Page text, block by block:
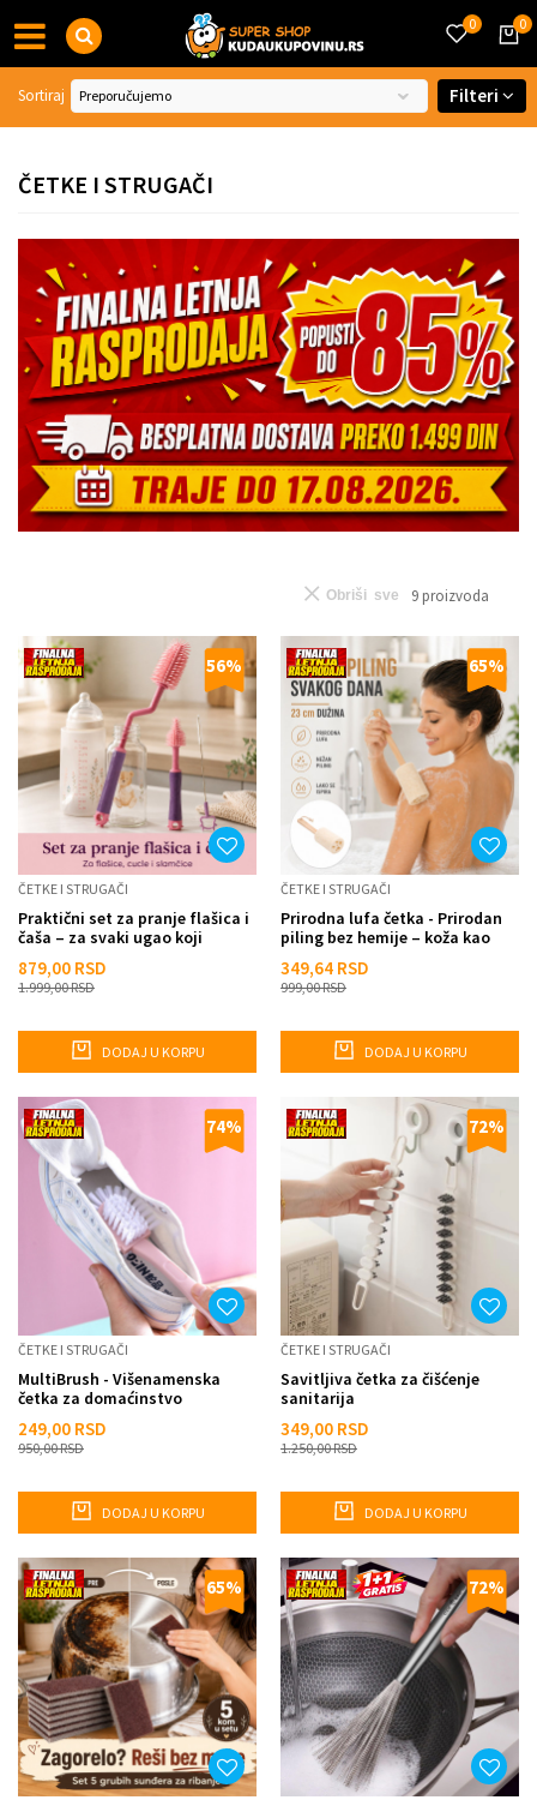
0
0
ČETKE I STRUGAČI
Sortiraj Filteri
9 proizvoda
Obriši sve
56%
ČETKE I STRUGAČI
Praktični set za pranje flašica i
čaša – za svaki ugao koji
879,00 RSD
1.999,00RSD
DODAJ U KORPU
65%
ČETKE I STRUGAČI
Prirodna lufa četka - Prirodan
piling bez hemije – koža kao
349,64 RSD
999,00RSD
DODAJ U KORPU
74%
ČETKE I STRUGAČI
MultiBrush - Višenamenska
četka za domaćinstvo
249,00 RSD
950,00RSD
DODAJ U KORPU
72%
ČETKE I STRUGAČI
Savitljiva četka za čišćenje
sanitarija
349,00 RSD
1.250,00RSD
DODAJ U KORPU
65% 72%